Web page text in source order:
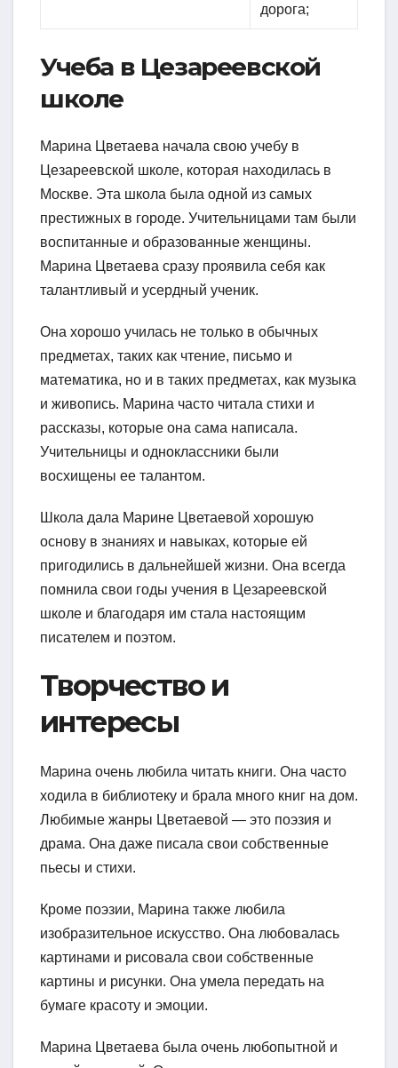
дорога;
Учеба в Цезареевской
школе
Марина Цветаева начала свою учебу в
Цезареевской школе, которая находилась в
Москве. Эта школа была одной из самых
престижных в городе. Учительницами там были
воспитанные и образованные женщины.
Марина Цветаева сразу проявила себя как
талантливый и усердный ученик.
Она хорошо училась не только в обычных
предметах, таких как чтение, письмо и
математика, но и в таких предметах, как музыка
и живопись. Марина часто читала стихи и
рассказы, которые она сама написала.
Учительницы и одноклассники были
восхищены ее талантом.
Школа дала Марине Цветаевой хорошую
основу в знаниях и навыках, которые ей
пригодились в дальнейшей жизни. Она всегда
помнила свои годы учения в Цезареевской
школе и благодаря им стала настоящим
писателем и поэтом.
Творчество и
интересы
Марина очень любила читать книги. Она часто
ходила в библиотеку и брала много книг на дом.
Любимые жанры Цветаевой — это поэзия и
драма. Она даже писала свои собственные
пьесы и стихи.
Кроме поэзии, Марина также любила
изобразительное искусство. Она любовалась
картинами и рисовала свои собственные
картины и рисунки. Она умела передать на
бумаге красоту и эмоции.
Марина Цветаева была очень любопытной и